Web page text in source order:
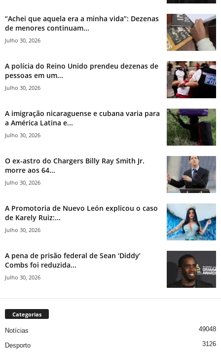
“Achei que aquela era a minha vida”: Dezenas
de menores continuam...
Julho 30, 2026
A polícia do Reino Unido prendeu dezenas de
pessoas em um...
Julho 30, 2026
A imigração nicaraguense e cubana varia para
a América Latina e...
Julho 30, 2026
O ex-astro do Chargers Billy Ray Smith Jr.
morre aos 64...
Julho 30, 2026
A Promotoria de Nuevo León explicou o caso
de Karely Ruiz:...
Julho 30, 2026
A pena de prisão federal de Sean ‘Diddy’
Combs foi reduzida...
Julho 30, 2026
Categorias
Notícias 49048
Desporto 3126